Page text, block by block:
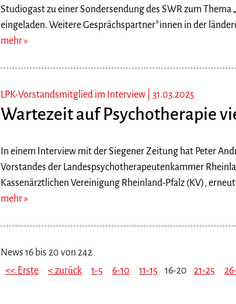
Studiogast zu einer Sondersendung des SWR zum Thema
eingeladen. Weitere Gesprächspartner*innen in der
mehr
LPK-Vorstandsmitglied im Interview | 31.03.2025
Wartezeit auf Psychotherapie
In einem Interview mit der Siegener Zeitung hat Peter
Vorstandes der Landespsychotherapeutenkammer
Kassenärztlichen Vereinigung Rheinland-Pfalz (KV),
mehr
News 16 bis 20 von 242
<< Erste
< zurück 1-5 6-10 11-15 16-20 21-25